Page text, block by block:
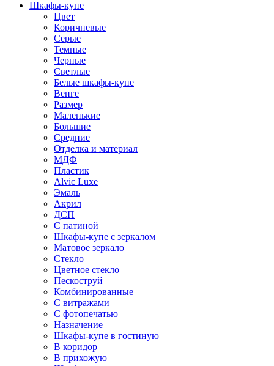
Шкафы-купе
Цвет
Коричневые
Серые
Темные
Черные
Светлые
Белые шкафы-купе
Венге
Размер
Маленькие
Большие
Средние
Отделка и материал
МДФ
Пластик
Alvic Luxe
Эмаль
Акрил
ДСП
С патиной
Шкафы-купе с зеркалом
Матовое зеркало
Стекло
Цветное стекло
Пескоструй
Комбинированные
С витражами
С фотопечатью
Назначение
Шкафы-купе в гостиную
В коридор
В прихожую